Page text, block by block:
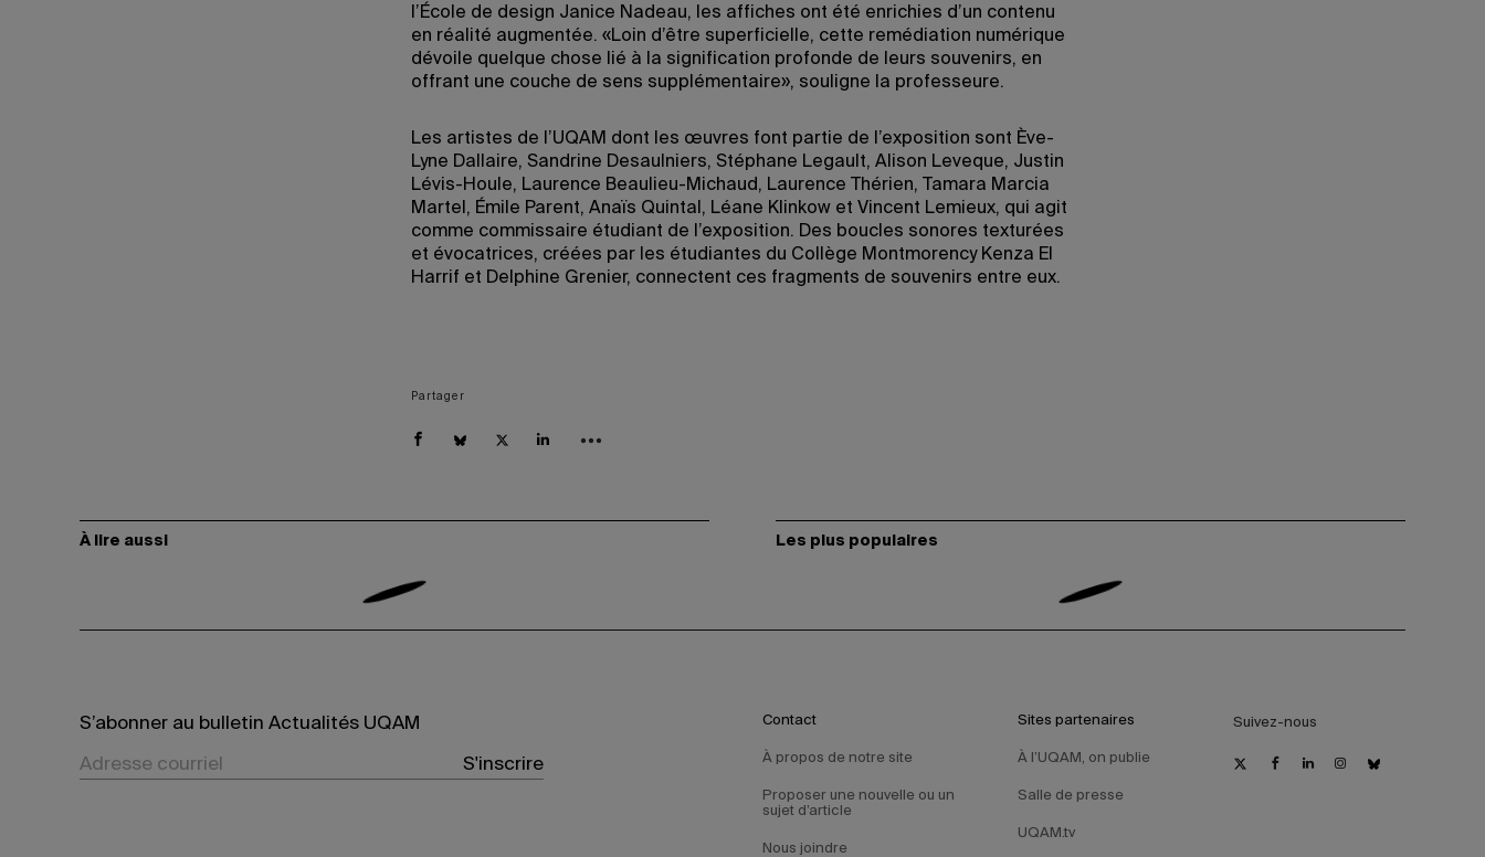
l’École de design Janice Nadeau, les affiches ont été enrichies d’un contenu
en réalité augmentée. «Loin d’être superficielle, cette remédiation numérique
dévoile quelque chose lié à la signification profonde de leurs souvenirs, en
offrant une couche de sens supplémentaire», souligne la professeure.
Les artistes de l’UQAM dont les œuvres font partie de l’exposition sont Ève-
Lyne Dallaire, Sandrine Desaulniers, Stéphane Legault, Alison Leveque, Justin
Lévis-Houle, Laurence Beaulieu-Michaud, Laurence Thérien, Tamara Marcia
Martel, Émile Parent, Anaïs Quintal, Léane Klinkow et Vincent Lemieux, qui agit
comme commissaire étudiant de l’exposition. Des boucles sonores texturées
et évocatrices, créées par les étudiantes du Collège Montmorency Kenza El
Harrif et Delphine Grenier, connectent ces fragments de souvenirs entre eux.
Partager
À lire aussi Les plus populaires
S’abonner au bulletin Actualités UQAM
S'inscrire
Contact
À propos de notre site
Proposer une nouvelle ou un
sujet d’article
Nous joindre
Sites partenaires
À l’UQAM, on publie
Salle de presse
UQAM.tv
Suivez-nous